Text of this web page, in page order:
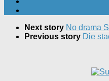
Next story No drama
Previous story Die